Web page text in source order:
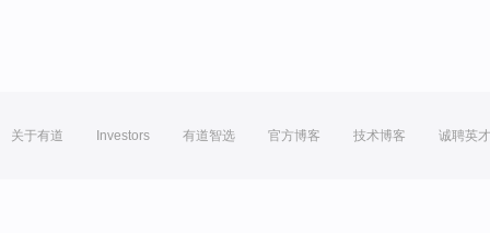
关于有道 Investors 有道智选 官方博客 技术博客 诚聘英才